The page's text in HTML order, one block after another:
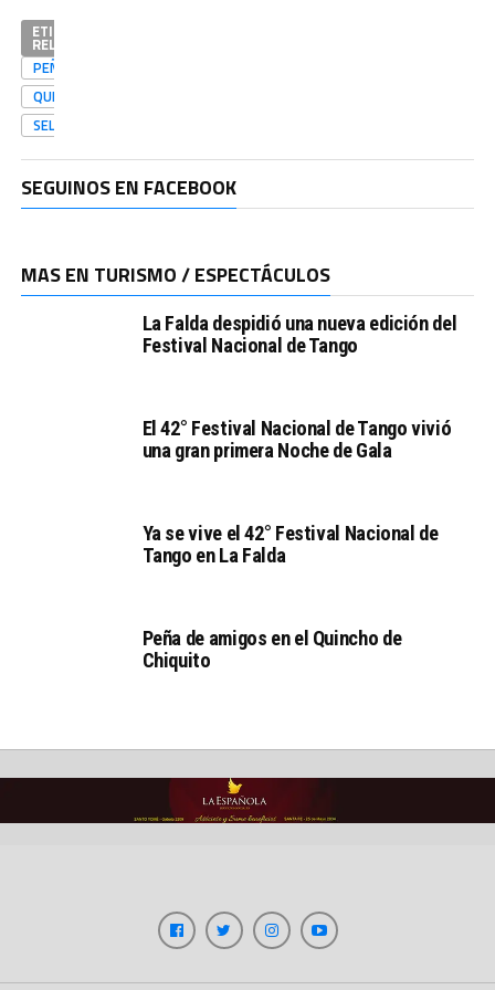
ETIQUETAS
RELACIONADAS
PEÑALOSAMIGOS
QUINCHODECHIQUITO
SELVAPRODUCIIONES
SEGUINOS EN FACEBOOK
MAS EN TURISMO / ESPECTÁCULOS
La Falda despidió una nueva edición del
Festival Nacional de Tango
El 42° Festival Nacional de Tango vivió
una gran primera Noche de Gala
Ya se vive el 42° Festival Nacional de
Tango en La Falda
Peña de amigos en el Quincho de
Chiquito